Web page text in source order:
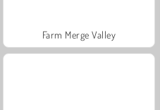
Farm Merge Valley